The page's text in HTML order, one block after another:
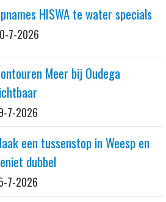
HISWA te water specials
7-2026
Meer bij Oudega
7-2026
een tussenstop in Weesp en
dubbel
7-2026